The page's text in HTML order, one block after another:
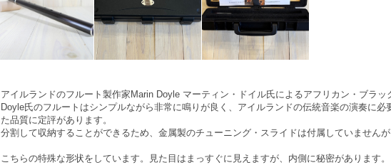
アイルランドのフルート製作家Marin Doyle マーティン・ドイル氏によるアフリカン・ブラッ
Doyle氏のフルートはシンプルながら非常に鳴りが良く、アイルランドの伝統音楽の演奏に
た品質に定評があります。
分割して収納することができるため、金属製のチューニング・スライドは付属していません
こちらの特殊な形状をしています。見た目はまっすぐに見えますが、内側に秘密があります。